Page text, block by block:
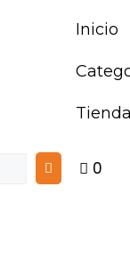
Inicio
0